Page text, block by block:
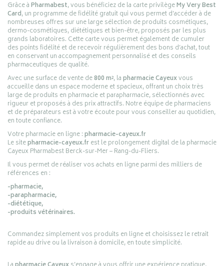
Grâce àPharmabest, vous bénéficiez de la carte privilègeMy Very Best
Card, un programme de fidélité gratuit qui vous permet d’accéder à de
nombreuses offres sur une large sélection de produits cosmétiques,
dermo-cosmétiques, diététiques et bien-être, proposés par les plus
grands laboratoires. Cette carte vous permet également de cumuler
des points fidélité et de recevoir régulièrement des bons d’achat, tout
en conservant un accompagnement personnalisé et des conseils
pharmaceutiques de qualité.
Avec une surface de vente de800 m², lapharmacie Cayeuxvous
accueille dans un espace moderne et spacieux, offrant un choix très
large de produits en pharmacie et parapharmacie, sélectionnés avec
rigueur et proposés à des prix attractifs. Notre équipe de pharmaciens
et de préparateurs est à votre écoute pour vous conseiller au quotidien,
en toute confiance.
Votre pharmacie en ligne :pharmacie-cayeux.fr
Le sitepharmacie-cayeux.frest le prolongement digital de la pharmacie
Cayeux Pharmabest Berck-sur-Mer – Rang-du-Fliers.
Il vous permet de réaliser vos achats en ligne parmi des milliers de
références en :
-pharmacie,
-parapharmacie,
-diététique,
-produits vétérinaires.
Commandez simplement vos produits en ligne et choisissez le retrait
rapide au drive ou la livraison à domicile, en toute simplicité.